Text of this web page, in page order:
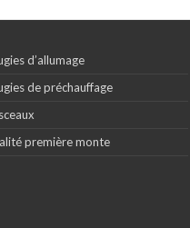
d’allumage
de préchauffage
première monte